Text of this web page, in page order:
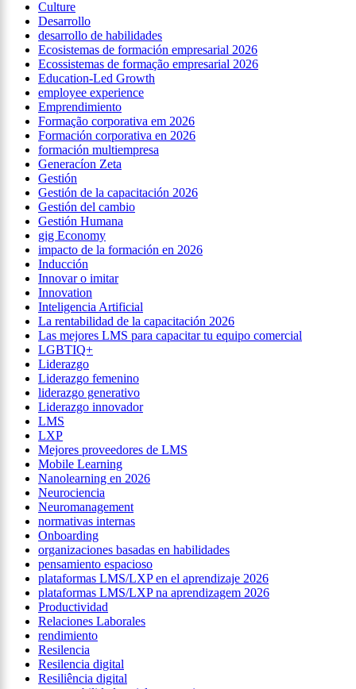
Culture
Desarrollo
desarrollo de habilidades
Ecosistemas de formación empresarial 2026
Ecossistemas de formação empresarial 2026
Education-Led Growth
employee experience
Emprendimiento
Formação corporativa em 2026
Formación corporativa en 2026
formación multiempresa
Generacíon Zeta
Gestión
Gestión de la capacitación 2026
Gestión del cambio
Gestión Humana
gig Economy
impacto de la formación en 2026
Inducción
Innovar o imitar
Innovation
Inteligencia Artificial
La rentabilidad de la capacitación 2026
Las mejores LMS para capacitar tu equipo comercial
LGBTIQ+
Liderazgo
Liderazgo femenino
liderazgo generativo
Liderazgo innovador
LMS
LXP
Mejores proveedores de LMS
Mobile Learning
Nanolearning en 2026
Neurociencia
Neuromanagement
normativas internas
Onboarding
organizaciones basadas en habilidades
pensamiento espacioso
plataformas LMS/LXP en el aprendizaje 2026
plataformas LMS/LXP na aprendizagem 2026
Productividad
Relaciones Laborales
rendimiento
Resilencia
Resilencia digital
Resiliência digital